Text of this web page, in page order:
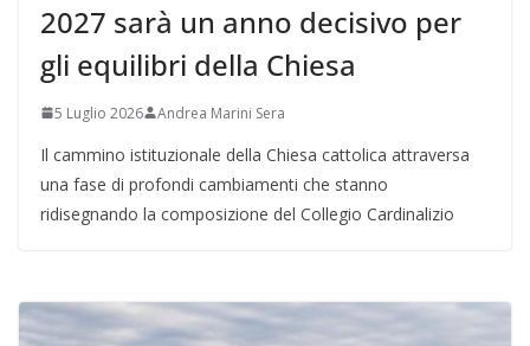
2027 sarà un anno decisivo per
gli equilibri della Chiesa
5 Luglio 2026 Andrea Marini Sera
Il cammino istituzionale della Chiesa cattolica attraversa
una fase di profondi cambiamenti che stanno
ridisegnando la composizione del Collegio Cardinalizio